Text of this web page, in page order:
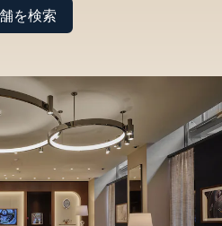
を検索